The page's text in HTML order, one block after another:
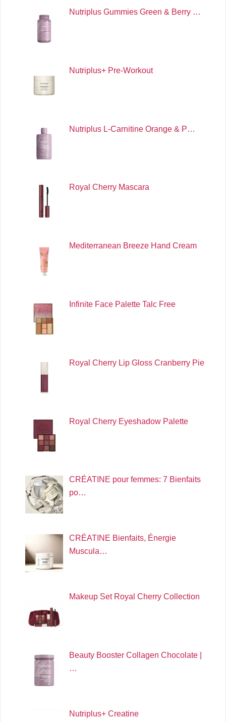
Nutriplus Gummies Green & Berry …
Nutriplus+ Pre-Workout
Nutriplus L-Carnitine Orange & P…
Royal Cherry Mascara
Mediterranean Breeze Hand Cream
Infinite Face Palette Talc Free
Royal Cherry Lip Gloss Cranberry Pie
Royal Cherry Eyeshadow Palette
CRÉATINE pour femmes: 7 Bienfaits
po…
CRÉATINE Bienfaits, Énergie
Muscula…
Makeup Set Royal Cherry Collection
Beauty Booster Collagen Chocolate |
…
Nutriplus+ Creatine